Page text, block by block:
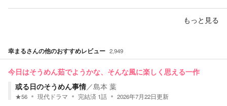
もっと見る
幸まるさんの他のおすすめレビュー 2,949
今日はそうめん茹でようかな、そんな風に楽しく思える一作
或る日のそうめん事情／島本 葉
★56 現代ドラマ 完結済 1話 2026年7月22日更新